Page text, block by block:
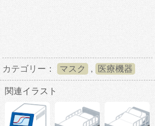
カテゴリー： マスク , 医療機器
関連イラスト